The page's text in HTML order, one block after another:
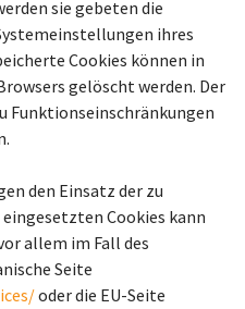
sie gebeten die
ihres
Cookies können in
gelöscht werden. Der
Funktionseinschränkungen
den Einsatz der zu
Cookies kann
allem im Fall des
Seite
oder die EU-Seite